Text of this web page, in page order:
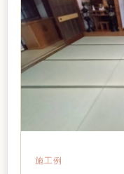
施工例